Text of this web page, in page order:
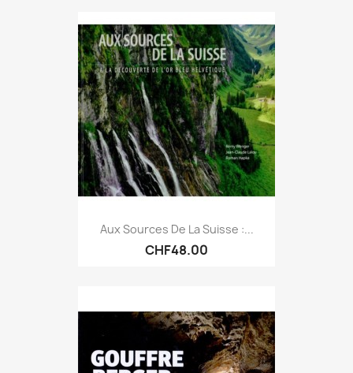
Aux Sources De La Suisse :...
CHF48.00